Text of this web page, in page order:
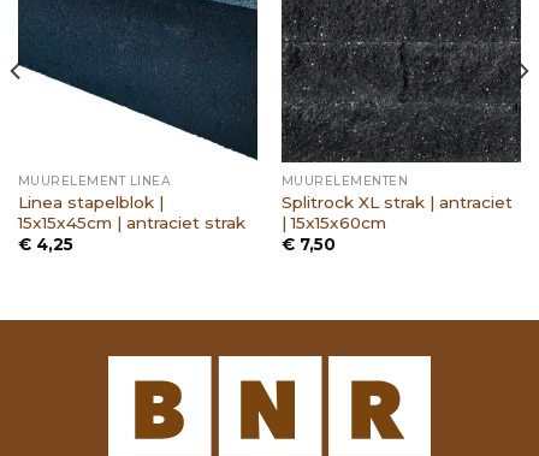
MUURELEMENT LINEA
Linea stapelblok |
15x15x45cm | antraciet strak
€4,25
MUURELEMENTEN
Splitrock XL strak | antraciet
| 15x15x60cm
€7,50